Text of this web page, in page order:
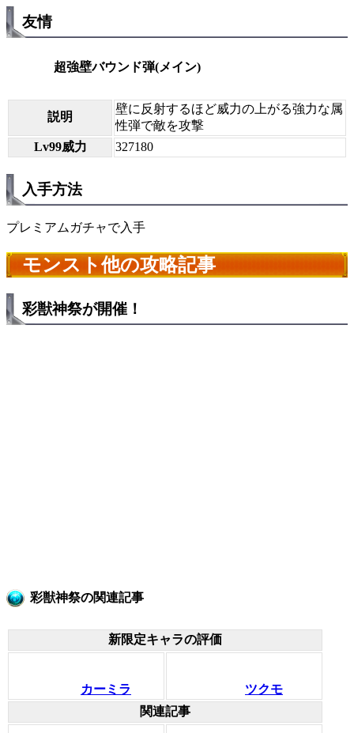
友情
超強壁バウンド弾(メイン)
説明
壁に反射するほど威力の上がる強力な属
性弾で敵を攻撃
Lv99威力
327180
入手方法
プレミアムガチャで入手
モンスト他の攻略記事
彩獣神祭が開催！
彩獣神祭の関連記事
新限定キャラの評価
カーミラ
ツクモ
関連記事